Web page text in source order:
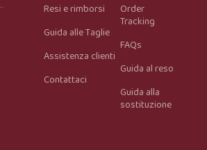
Resi e rimborsi
Guida alle Taglie
Assistenza clienti
Contattaci
Order
Tracking
FAQs
Guida al reso
Guida alla
sostituzione